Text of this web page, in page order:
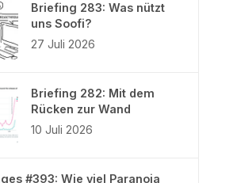
Briefing 283: Was nützt
uns Soofi?
27 Juli 2026
Briefing 282: Mit dem
Rücken zur Wand
10 Juli 2026
#393: Wie viel Paranoia